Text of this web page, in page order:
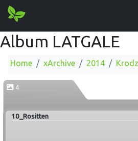
Album LATGALE
Home xArchive 2014
4
10_Rositten